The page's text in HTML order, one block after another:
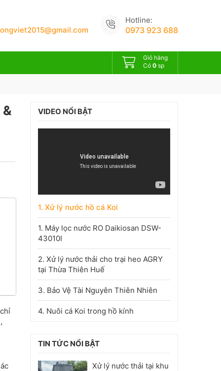
Hotline:
0973 923 688
Giỏ hàng
Có 0 sp
VIDEO NỔI BẬT
1. Xử lý nước hồ cá Koi
1. Máy lọc nước RO Daikiosan DSW-
43010I
2. Xử lý nước thải cho trại heo AGRY
tại Thừa Thiên Huế
3. Bảo Vệ Tài Nguyên Thiên Nhiên
4. Nuôi cá Koi trong hồ kính
TIN TỨC NỔI BẬT
Xử lý nước thải tại khu